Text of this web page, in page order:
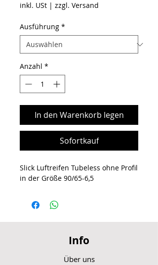
inkl. USt | zzgl. Versand
Ausführung *
Anzahl *
In den Warenkorb legen
Sofortkauf
Slick Luftreifen Tubeless ohne Profil
in der Größe 90/65-6,5
Info
Über uns